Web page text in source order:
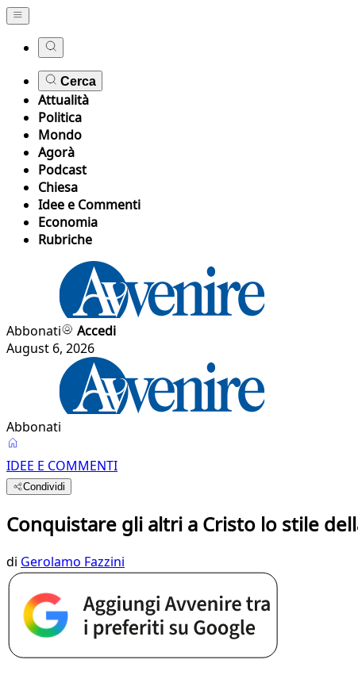
Cerca
Attualità
Politica
Mondo
Agorà
Podcast
Chiesa
Idee e Commenti
Economia
Rubriche
Abbonati
Accedi
August 6, 2026
Abbonati
IDEE E COMMENTI
Condividi
Conquistare gli altri a Cristo lo stile
di Gerolamo Fazzini